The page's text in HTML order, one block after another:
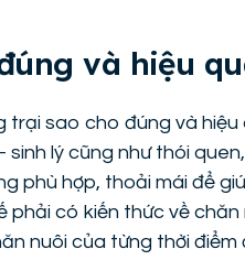
và hiệu
sao cho đúng và
lý cũng như thói
phù hợp, thoải mái để
có kiến thức về
nuôi của từng thời